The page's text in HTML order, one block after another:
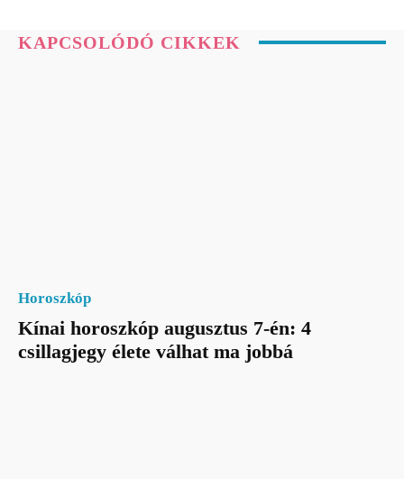
KAPCSOLÓDÓ CIKKEK
Horoszkóp
Kínai horoszkóp augusztus 7-én: 4
csillagjegy élete válhat ma jobbá